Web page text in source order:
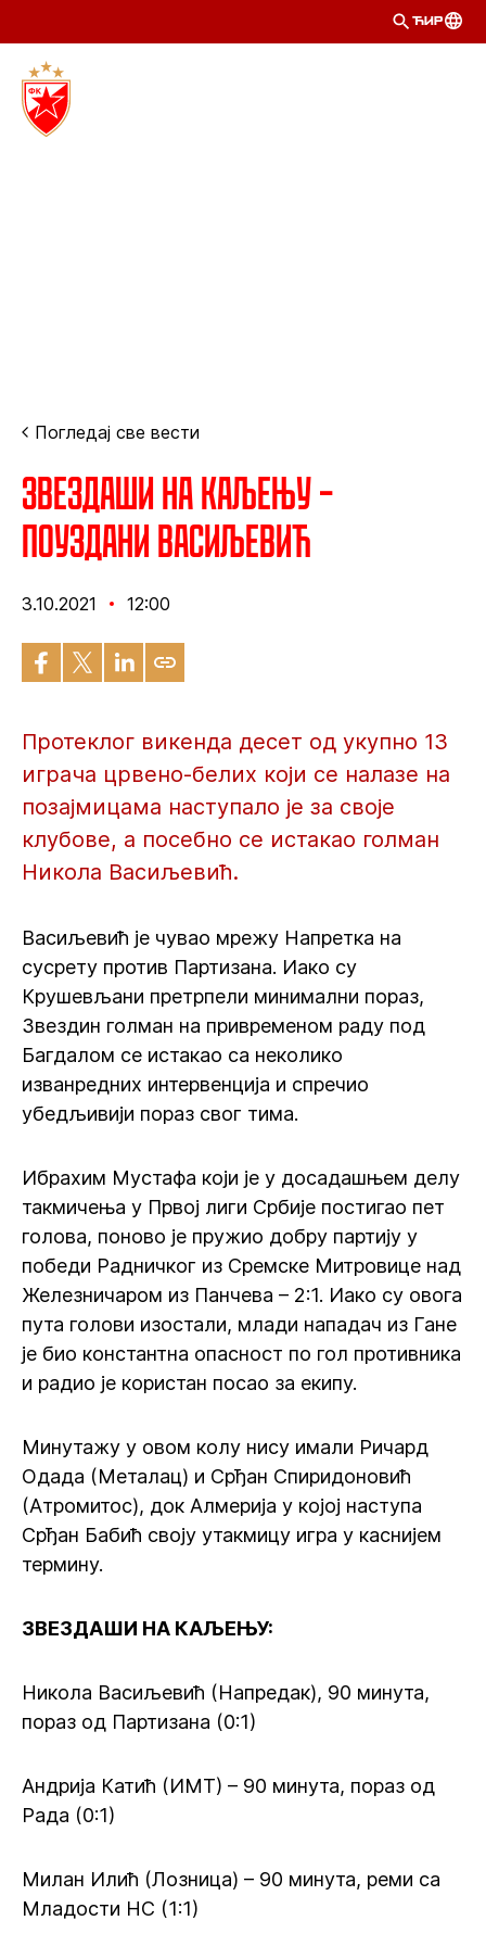
ЋИР
Погледај све вести
Звездаши на каљењу –
Поуздани Васиљевић
3.10.2021 12:00
Протеклог викенда десет од укупно 13
играча црвено-белих који се налазе на
позајмицама наступало је за своје
клубове, а посебно се истакао голман
Никола Васиљевић.
Васиљевић је чувао мрежу Напретка на
сусрету против Партизана. Иако су
Крушевљани претрпели минимални пораз,
Звездин голман на привременом раду под
Багдалом се истакао са неколико
изванредних интервенција и спречио
убедљивији пораз свог тима.
Ибрахим Мустафа који је у досадашњем делу
такмичења у Првој лиги Србије постигао пет
голова, поново је пружио добру партију у
победи Радничког из Сремске Митровице над
Железничаром из Панчева – 2:1. Иако су овога
пута голови изостали, млади нападач из Гане
је био константна опасност по гол противника
и радио је користан посао за екипу.
Минутажу у овом колу нису имали Ричард
Одада (Металац) и Срђан Спиридоновић
(Атромитос), док Алмерија у којој наступа
Срђан Бабић своју утакмицу игра у каснијем
термину.
ЗВЕЗДАШИ НА КАЉЕЊУ:
Никола Васиљевић (Напредак), 90 минута,
пораз од Партизана (0:1)
Андрија Катић (ИМТ) – 90 минута, пораз од
Рада (0:1)
Милан Илић (Лозница) – 90 минута, реми са
Младости НС (1:1)